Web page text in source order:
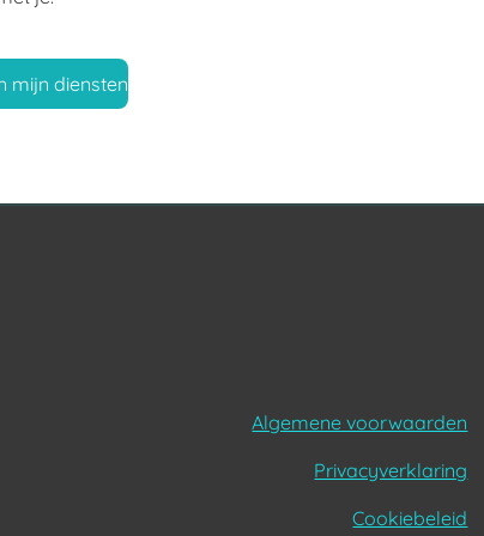
mijn diensten
Algemene voorwaarden
Privacyverklaring
Cookiebeleid